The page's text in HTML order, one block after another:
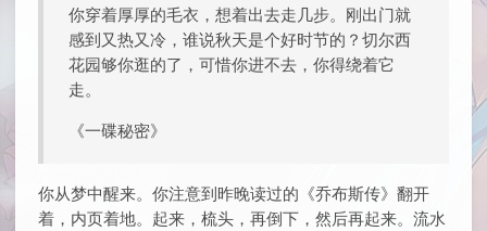
你穿着厚厚的毛衣，想着出去走几步。刚出门就
感到又热又冷，谁说秋天是个好时节的？切尔西
花园够你逛的了，可惜你进不去，你得绕着它
走。
《一碟秘密》
你从梦中醒来。你注意到昨晚读过的《乔布斯传》翻开
着，内页着地。起来，梳头，再倒下，然后再起来。流水